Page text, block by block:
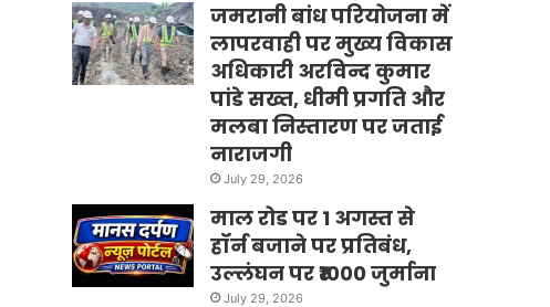
जमरानी बांध परियोजना में
लापरवाही पर मुख्य विकास
अधिकारी अरविन्द कुमार
पांडे सख्त, धीमी प्रगति और
मलबा निस्तारण पर जताई
नाराजगी
July 29, 2026
माल रोड पर 1 अगस्त से
हॉर्न बजाने पर प्रतिबंध,
उल्लंघन पर ₹1000 जुर्माना
July 29, 2026